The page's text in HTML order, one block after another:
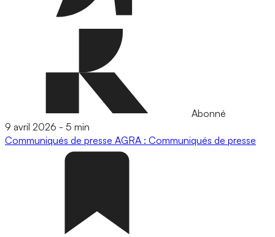
Abonné
9 avril 2026 - 5 min
Communiqués de presse AGRA : Communiqués de presse